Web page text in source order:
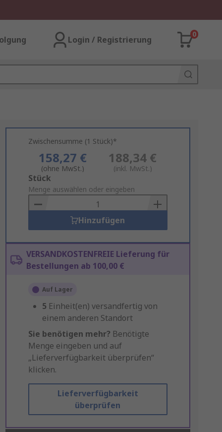
Login / Registrierung
0
Zwischensumme (1 Stück)*
158,27 €
(ohne MwSt.)
188,34 €
(inkl. MwSt.)
Add
to
Basket
Stück
Menge auswählen oder eingeben
Hinzufügen
VERSANDKOSTENFREIE Lieferung für
Bestellungen ab 100,00 €
Auf Lager
5 Einheit(en) versandfertig von
einem anderen Standort
Sie benötigen mehr? Benötigte
Menge eingeben und auf
„Lieferverfügbarkeit überprüfen“
klicken.
Lieferverfügbarkeit
überprüfen